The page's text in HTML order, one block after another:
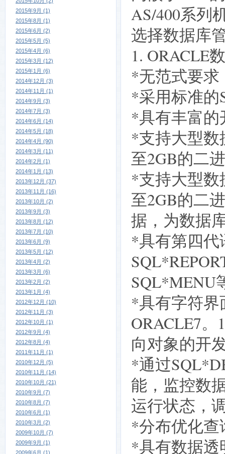
2015年9月 (1)
2015年8月 (1)
2015年6月 (2)
2015年5月 (5)
2015年4月 (6)
2015年3月 (12)
2015年1月 (6)
2014年12月 (3)
2014年11月 (1)
2014年9月 (3)
2014年7月 (3)
2014年6月 (14)
2014年5月 (18)
2014年4月 (90)
2014年3月 (11)
2014年2月 (1)
2014年1月 (13)
2013年12月 (37)
2013年11月 (16)
2013年10月 (2)
2013年9月 (3)
2013年8月 (12)
2013年7月 (10)
2013年6月 (9)
2013年5月 (12)
2013年4月 (2)
2013年3月 (6)
2013年2月 (2)
2013年1月 (4)
2012年12月 (10)
2012年11月 (3)
2012年10月 (1)
2012年9月 (4)
2012年8月 (4)
2011年11月 (1)
2010年12月 (5)
2010年11月 (14)
2010年10月 (21)
2010年9月 (7)
2010年8月 (7)
2010年6月 (1)
2010年3月 (2)
2009年10月 (7)
2009年9月 (1)
2009年6月 (1)
AS/400系列
选择数据库
1. ORACLE
*无范式要求
*采用标准的
*具有丰富的
*支持大型数
至2GB的二
*支持大型数
至2GB的二
据，为数据
*具有第四代
SQL*MENU
*具有字符界
ORACLE7
向对象的开
*通过
能，监控数
运行状态，
*分布优化查
*具有数据透